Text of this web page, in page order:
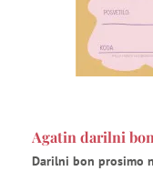
Agatin darilni
Darilni bon prosimo